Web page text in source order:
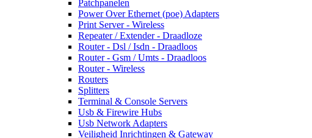
Patchpanelen
Power Over Ethernet (poe) Adapters
Print Server - Wireless
Repeater / Extender - Draadloze
Router - Dsl / Isdn - Draadloos
Router - Gsm / Umts - Draadloos
Router - Wireless
Routers
Splitters
Terminal & Console Servers
Usb & Firewire Hubs
Usb Network Adapters
Veiligheid Inrichtingen & Gateway